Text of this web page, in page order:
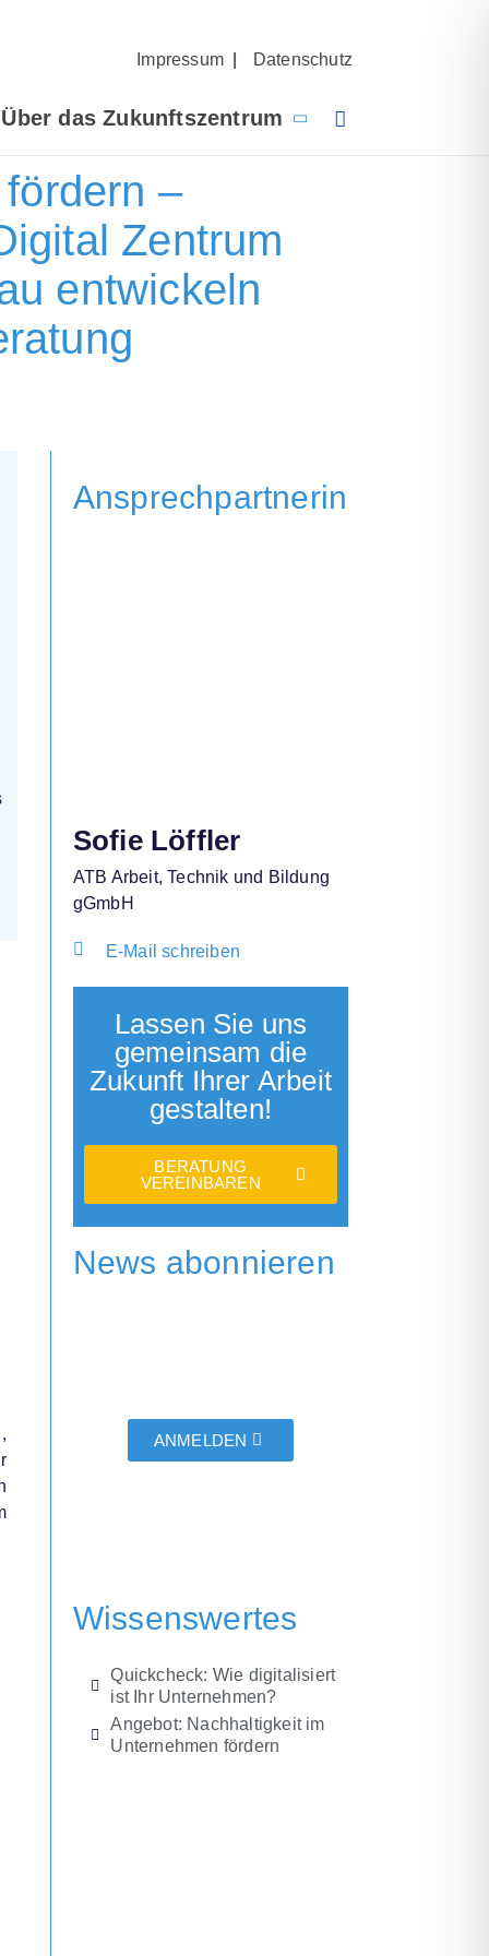
Impressum| Datenschutz
Über das Zukunftszentrum
–
Zentrum
entwickeln
Ansprechpartnerin
Sofie Löffler
ATB Arbeit, Technik und Bildung
gGmbH
E-Mail schreiben
Lassen Sie uns
gemeinsam die
Zukunft Ihrer Arbeit
gestalten!
BERATUNG
VEREINBAREN
News abonnieren
ANMELDEN
Wissenswertes
Quickcheck: Wie digitalisiert
ist Ihr Unternehmen?
Angebot: Nachhaltigkeit im
Unternehmen fördern